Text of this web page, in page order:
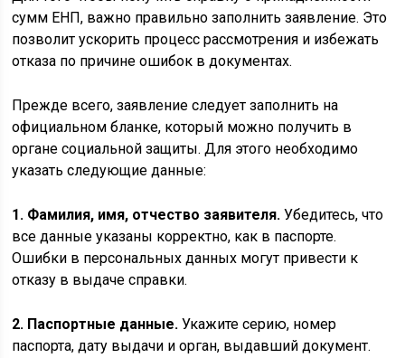
сумм ЕНП, важно правильно заполнить заявление. Это
позволит ускорить процесс рассмотрения и избежать
отказа по причине ошибок в документах.
Прежде всего, заявление следует заполнить на
официальном бланке, который можно получить в
органе социальной защиты. Для этого необходимо
указать следующие данные:
1. Фамилия, имя, отчество заявителя. Убедитесь, что
все данные указаны корректно, как в паспорте.
Ошибки в персональных данных могут привести к
отказу в выдаче справки.
2. Паспортные данные. Укажите серию, номер
паспорта, дату выдачи и орган, выдавший документ.